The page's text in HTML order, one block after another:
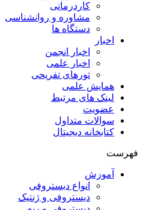
کاردرمانی
مشاوره و روانشناسی
دستگاه ها
اخبار
اخبار انجمن
اخبار علمی
تورهای تفریحی
همایش علمی
لینک های مرتبط
عضویت
سوالات متداول
کتابخانه دیجیتال
فهرست
آموزش
انواع دیستروفی
دیستروفی و ژنتیک